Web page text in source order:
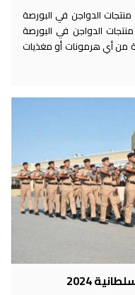
الدواجن في البورصة
الدواجن في البورصة
من أي هرمونات أو مغذيات
2024